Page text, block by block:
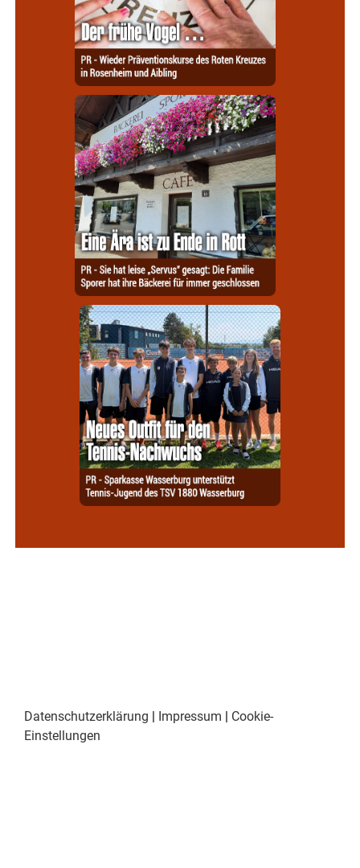
Datenschutzerklärung | Impressum | Cookie-
Einstellungen